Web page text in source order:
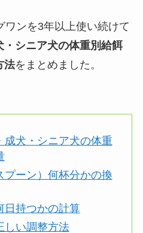
ワンを3年以上使い続けて
・シニア犬の体重別給餌
法をまとめました。
成犬・シニア犬の体重
プーン）何杯分かの換
日持つかの計算
しい調整方法